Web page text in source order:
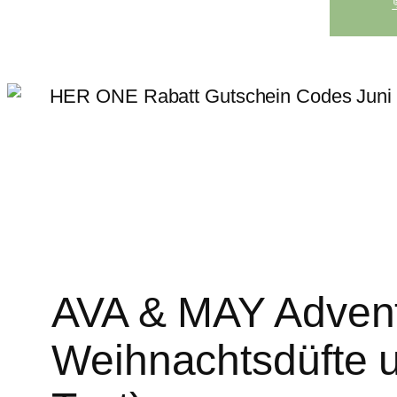
h
n
AVA & MAY
Weihnachtsdüfte